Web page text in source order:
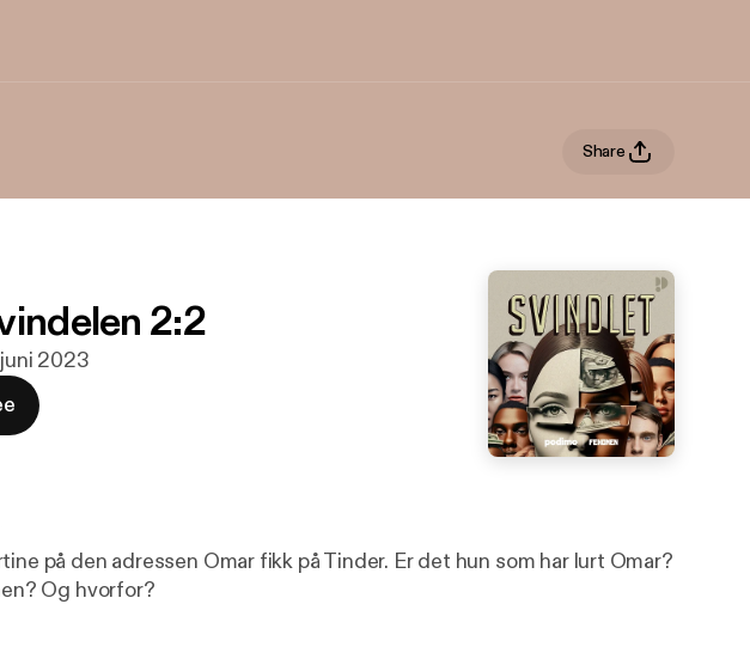
Share
2:2
juni 2023
på den adressen Omar fikk på Tinder. Er det hun som har lurt Omar?
Og hvorfor?